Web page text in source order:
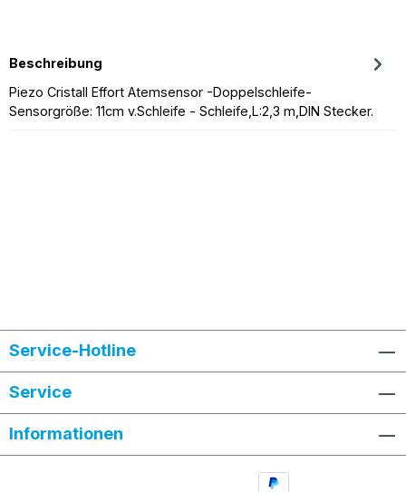
Beschreibung
Piezo Cristall Effort Atemsensor -Doppelschleife-
Sensorgröße: 11cm v.Schleife - Schleife,L:2,3 m,DIN Stecker.
Service-Hotline
Service
Informationen